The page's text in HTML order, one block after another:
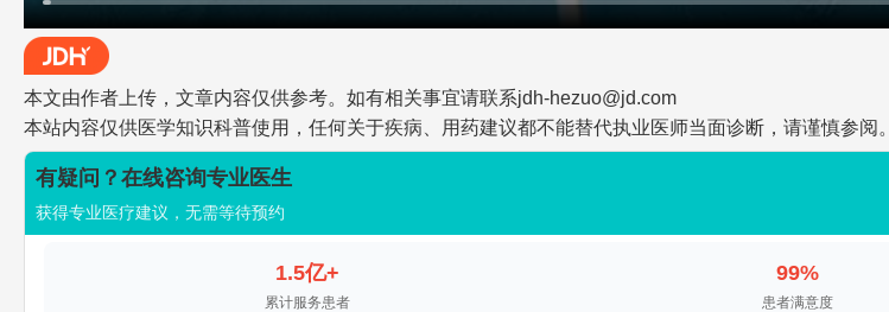
本文由作者上传，文章内容仅供参考。如有相关事宜请联系jdh-hezuo@jd.com
本站内容仅供医学知识科普使用，任何关于疾病、用药建议都不能替代执业医师当面诊断，请谨慎参阅。
有疑问？在线咨询专业医生
获得专业医疗建议，无需等待预约
1.5亿+
累计服务患者
99%
患者满意度